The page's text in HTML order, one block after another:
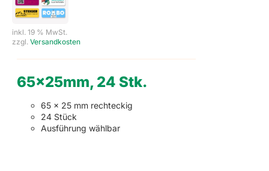
inkl. 19 % MwSt.
zzgl. Versandkosten
65x25mm, 24 Stk.
65 x 25 mm rechteckig
24 Stück
Ausführung wählbar